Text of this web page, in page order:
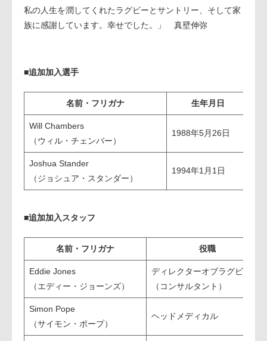
私の人生を潤してくれたラグビーとサントリー、そして家
族に感謝しています。幸せでした。」 真壁伸弥
■追加加入選手
名前・フリガナ 生年月日
Will Chambers
（ウィル・チェンバー）
1988年5月26日
Joshua Stander
（ジョシュア・スタンダー）
1994年1月1日
■追加加入スタッフ
名前・フリガナ 役職
Eddie Jones
（エディー・ジョーンズ）
ディレクターオブラグビー
（コンサルタント）
Simon Pope
（サイモン・ポープ）
ヘッドメディカル